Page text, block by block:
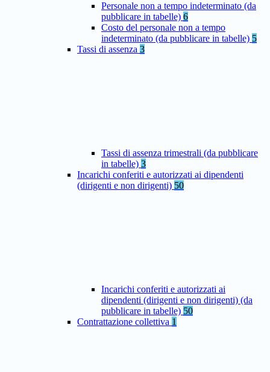
Personale non a tempo indeterminato (da
pubblicare in tabelle) 6
Costo del personale non a tempo
indeterminato (da pubblicare in tabelle) 5
Tassi di assenza 3
Tassi di assenza trimestrali (da pubblicare
in tabelle) 3
Incarichi conferiti e autorizzati ai dipendenti
(dirigenti e non dirigenti) 50
Incarichi conferiti e autorizzati ai
dipendenti (dirigenti e non dirigenti) (da
pubblicare in tabelle) 50
Contrattazione collettiva 1